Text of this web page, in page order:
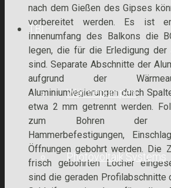
TBI
Wärmepumpen
Photovoltaik Systems
nach dem Gießen des Gipses
vorbereitet werden. Es ist
Innenumfang des Balkons die
legen, die für die Erledigung der
sind. Separate Abschnitte der
aufgrund der
Aluminiumlegierungen durch
etwa 2 mm getrennt werden.
zum Bohren der
Hammerbefestigungen,
Öffnungen gebohrt werden. Die
frisch gebohrten Löcher
sind die geraden Profilabschnitte